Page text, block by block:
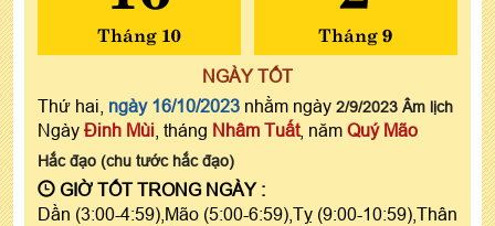
Tháng 10 Tháng 9
NGÀY TỐT
Thứ hai, ngày 16/10/2023 nhằm ngày 2/9/2023 Âm lịch
Ngày Đinh Mùi , tháng Nhâm Tuất, năm Quý Mão
Hắc đạo (chu tước hắc đạo)
GIỜ TỐT TRONG NGÀY :
Dần (3:00-4:59),Mão (5:00-6:59),Tỵ (9:00-10:59),Thân